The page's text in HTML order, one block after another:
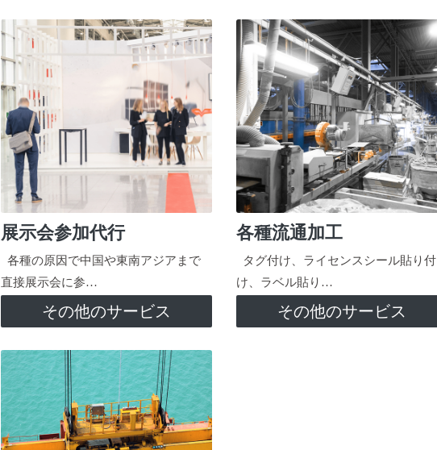
展示会参加代行
各種の原因で中国や東南アジアまで
直接展示会に参…
その他のサービス
各種流通加工
タグ付け、ライセンスシール貼り付
け、ラベル貼り…
その他のサービス